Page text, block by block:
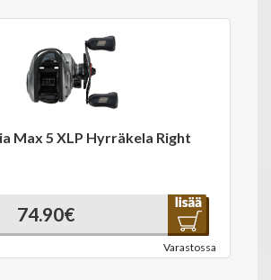
Max 5 XLP Hyrräkela Right
74.90€
Varastossa